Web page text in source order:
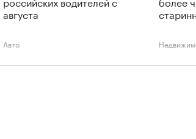
августа
Авто